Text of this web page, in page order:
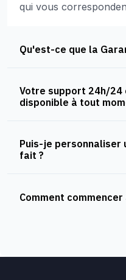
qui vous
Qu'est-ce que la
Votre support 24h/
disponible à tout
Puis-je personnaliser
fait ?
Comment